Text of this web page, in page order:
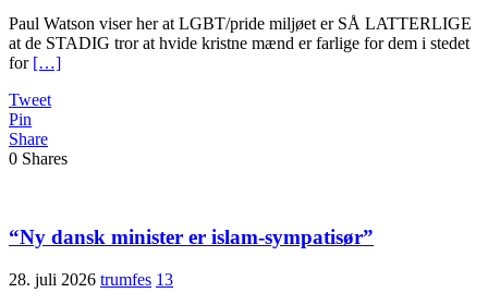
Paul Watson viser her at LGBT/pride miljøet er SÅ LATTERLIGE
at de STADIG tror at hvide kristne mænd er farlige for dem i stedet
for […]
Tweet
Pin
Share
0 Shares
“Ny dansk minister er islam-sympatisør”
28. juli 2026 trumfes 13